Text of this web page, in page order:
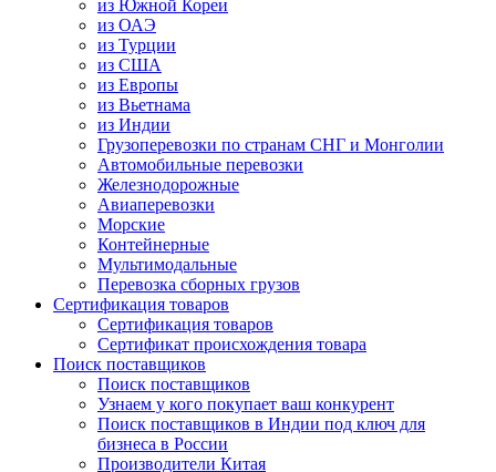
из Южной Кореи
из ОАЭ
из Турции
из США
из Европы
из Вьетнама
из Индии
Грузоперевозки по странам СНГ и Монголии
Автомобильные перевозки
Железнодорожные
Авиаперевозки
Морские
Контейнерные
Мультимодальные
Перевозка сборных грузов
Сертификация товаров
Сертификация товаров
Сертификат происхождения товара
Поиск поставщиков
Поиск поставщиков
Узнаем у кого покупает ваш конкурент
Поиск поставщиков в Индии под ключ для
бизнеса в России
Производители Китая